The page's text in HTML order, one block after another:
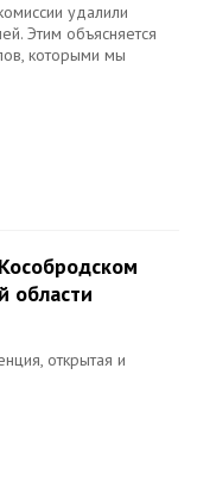
удалили
Этим объясняется
которыми мы
области
открытая и